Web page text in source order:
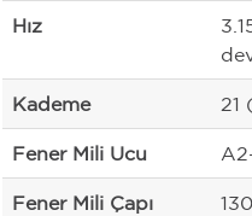
Hız
Kademe 21
Fener Mili Ucu
Fener Mili Çapı